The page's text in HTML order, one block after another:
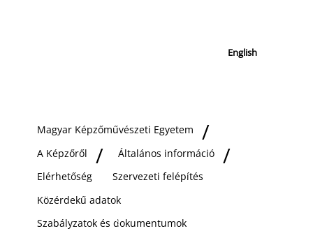
English
Magyar Képzőművészeti Egyetem
A Képzőről
Általános információ
Elérhetőség
Szervezeti felépítés
Közérdekű adatok
Szabályzatok és dokumentumok